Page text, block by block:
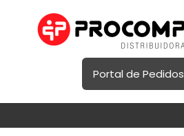
Portal de Pedidos